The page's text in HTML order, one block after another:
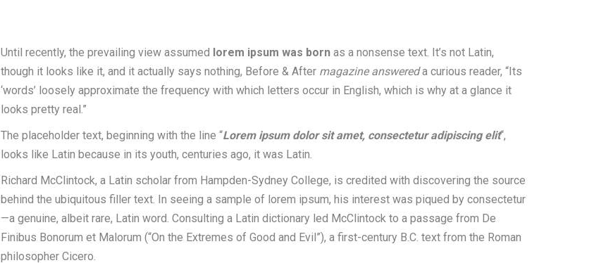
Until recently, the prevailing view assumed lorem ipsum was born as a nonsense text. It’s not Latin,
though it looks like it, and it actually says nothing, Before & After magazine answereda curious reader, “Its
‘words’ loosely approximate the frequency with which letters occur in English, which is why at a glance it
looks pretty real.”
The placeholder text, beginning with the line “Lorem ipsum dolor sit amet, consectetur adipiscing elit“,
looks like Latin because in its youth, centuries ago, it was Latin.
Richard McClintock, a Latin scholar from Hampden-Sydney College, is credited with discovering the source
behind the ubiquitous filler text. In seeing a sample of lorem ipsum, his interest was piqued by consectetur
—a genuine, albeit rare, Latin word. Consulting a Latin dictionary led McClintock to a passage from De
Finibus Bonorum et Malorum (“On the Extremes of Good and Evil”), a first-century B.C. text from the Roman
philosopher Cicero.